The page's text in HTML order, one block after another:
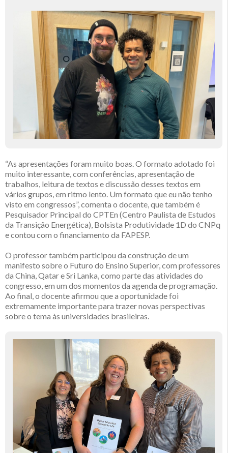
“As apresentações foram muito boas. O formato adotado foi
muito interessante, com conferências, apresentação de
trabalhos, leitura de textos e discussão desses textos em
vários grupos, em ritmo lento. Um formato que eu não tenho
visto em congressos”, comenta o docente, que também é
Pesquisador Principal do CPTEn (Centro Paulista de Estudos
da Transição Energética), Bolsista Produtividade 1D do CNPq
e contou com o financiamento da FAPESP.
O professor também participou da construção de um
manifesto sobre o Futuro do Ensino Superior, com professores
da China, Qatar e Sri Lanka, como parte das atividades do
congresso, em um dos momentos da agenda de programação.
Ao final, o docente afirmou que a oportunidade foi
extremamente importante para trazer novas perspectivas
sobre o tema às universidades brasileiras.